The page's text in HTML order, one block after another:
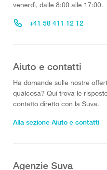
venerdì, dalle 8:00 alle 17:00.
+41 58 411 12 12
Aiuto e contatti
Ha domande sulle nostre
qualcosa? Qui trova le
contatto diretto con la Suva.
Alla sezione Aiuto e contatti
Agenzie Suva